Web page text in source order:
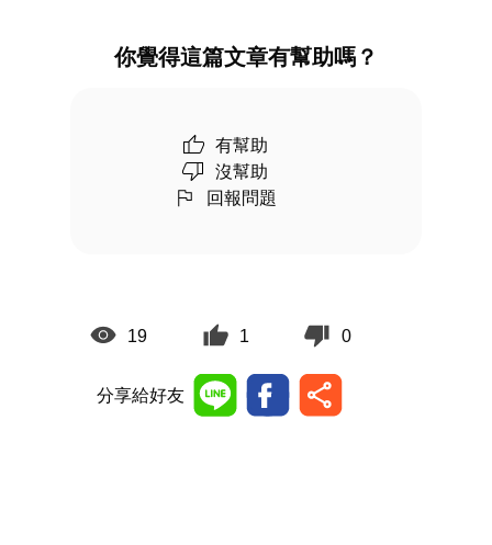
你覺得這篇文章有幫助嗎？
有幫助
沒幫助
回報問題
19 1 0
分享給好友